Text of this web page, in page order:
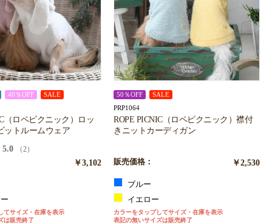
40％OFF SALE
（ロペピクニック）ロッ
ットルームウェア
（2）
￥3,102
てサイズ・在庫を表示
は販売終了
50％OFF SALE
PRP1064
ROPE PICNIC（ロペピクニック）襟付
きニットカーディガン
販売価格： ￥2,530
ブルー
イエロー
カラーをタップしてサイズ・在庫を表示
表記の無いサイズは販売終了